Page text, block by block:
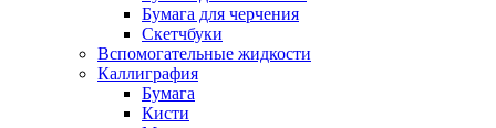
Бумага для черчения
Скетчбуки
Вспомогательные жидкости
Каллиграфия
Бумага
Кисти